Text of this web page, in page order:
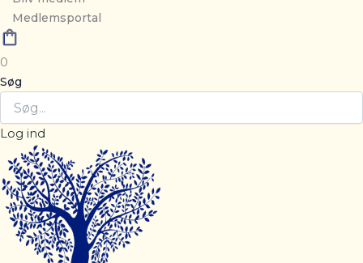
Medlemsportal
0
Søg
Log ind